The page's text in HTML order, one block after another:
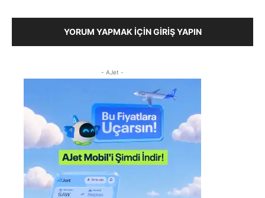
YORUM YAPMAK İÇIN GIRIŞ YAPIN
- AJet -